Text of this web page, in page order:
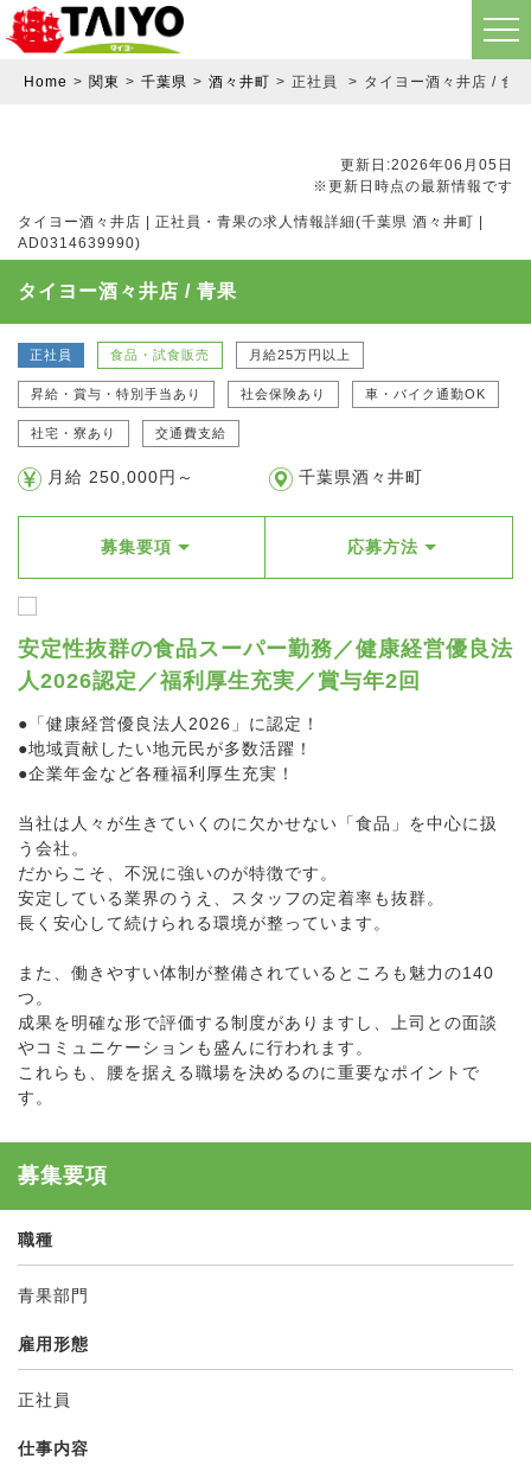
Home 関東 千葉県 酒々井町 正社員 タイヨー酒々井店 / 食
更新日:2026年06月05日
※更新日時点の最新情報です
タイヨー酒々井店 | 正社員・青果の求人情報詳細(千葉県 酒々井町 |
AD0314639990)
タイヨー酒々井店 / 青果
正社員 食品・試食販売 月給25万円以上
昇給・賞与・特別手当あり 社会保険あり 車・バイク通勤OK
社宅・寮あり 交通費支給
月給 250,000円～ 千葉県酒々井町
募集要項 応募方法
安定性抜群の食品スーパー勤務／健康経営優良法
人2026認定／福利厚生充実／賞与年2回
●「健康経営優良法人2026」に認定！
●地域貢献したい地元民が多数活躍！
●企業年金など各種福利厚生充実！
当社は人々が生きていくのに欠かせない「食品」を中心に扱
う会社。
だからこそ、不況に強いのが特徴です。
安定している業界のうえ、スタッフの定着率も抜群。
長く安心して続けられる環境が整っています。
また、働きやすい体制が整備されているところも魅力の140
つ。
成果を明確な形で評価する制度がありますし、上司との面談
やコミュニケーションも盛んに行われます。
これらも、腰を据える職場を決めるのに重要なポイントで
す。
募集要項
職種
青果部門
雇用形態
正社員
仕事内容